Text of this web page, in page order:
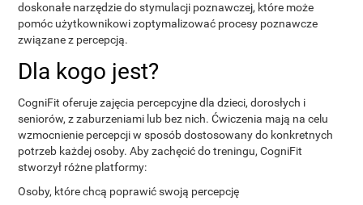
doskonałe narzędzie do stymulacji poznawczej, które może
pomóc użytkownikowi zoptymalizować procesy poznawcze
związane z percepcją.
Dla kogo jest?
CogniFit oferuje zajęcia percepcyjne dla dzieci, dorosłych i
seniorów, z zaburzeniami lub bez nich. Ćwiczenia mają na celu
wzmocnienie percepcji w sposób dostosowany do konkretnych
potrzeb każdej osoby. Aby zachęcić do treningu, CogniFit
stworzył różne platformy:
Osoby, które chcą poprawić swoją percepcję